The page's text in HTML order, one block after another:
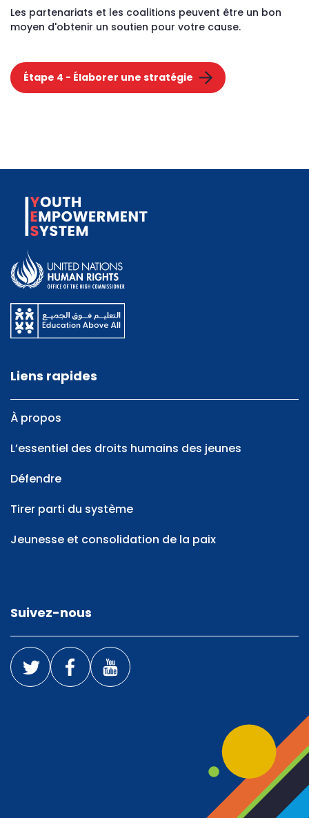
Les partenariats et les coalitions peuvent être un bon
moyen d'obtenir un soutien pour votre cause.
Étape 4 - Élaborer une stratégie
Liens rapides
À propos
L’essentiel des droits humains des jeunes
Défendre
Tirer parti du système
Jeunesse et consolidation de la paix
Suivez-nous